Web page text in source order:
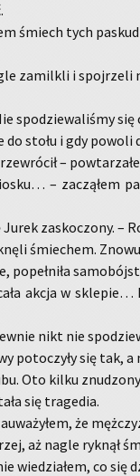
śmiech tych
za­mil­kli i spoj­rze­li
spo­dzie­wa­li­śmy
do stołu i gdy po­wo­li
–
– za­czą­łem
Jurek za­sko­czo­ny. –
śmie­chem.
po­peł­ni­ła
akcja w skle­pie…
nikt nie
po­to­czy­ły się tak,
Oto kilku
się tra­ge­dia.
że
aż nagle ryk­nął
wie­dzia­łem, co się